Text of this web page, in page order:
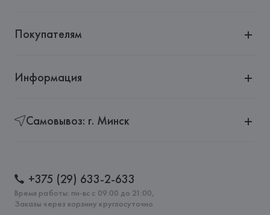
Покупателям
Информация
Самовывоз: г. Минск
+375 (29) 633-2-633
Время работы: пн-вс с 09:00 до 21:00,
Заказы через корзину круглосуточно